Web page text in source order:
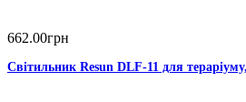
662.00грн
Світильник Resun DLF-11 для